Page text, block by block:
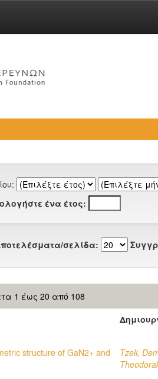
ένα έτος:
σελίδα:
1 έως 20 από 108
structure of GaN2+ and
Tzeli,